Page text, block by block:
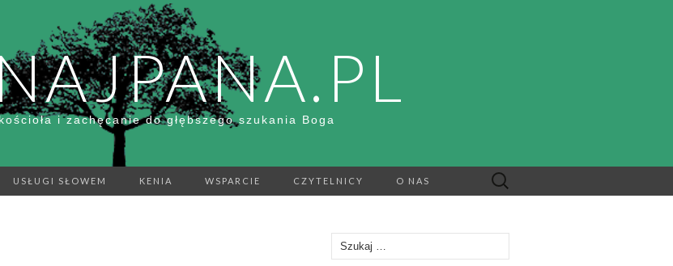
i zachęcanie do głębszego szukania Boga
USŁUGI SŁOWEM KENIA WSPARCIE CZYTELNICY O NAS Szukaj:
Szukaj: